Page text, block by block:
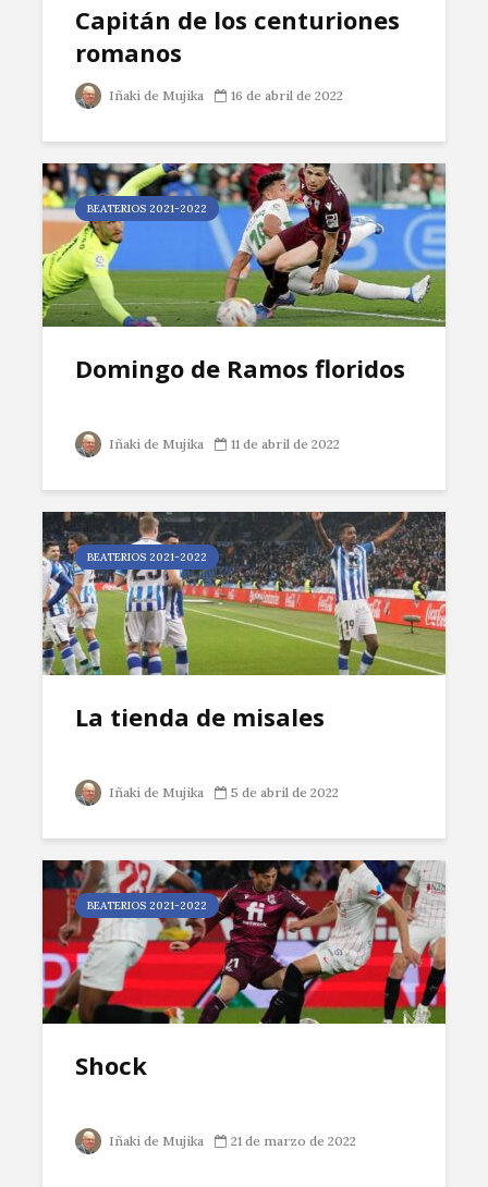
Capitán de los centuriones
romanos
Iñaki de Mujika 16 de abril de 2022
BEATERIOS 2021-2022
Domingo de Ramos floridos
Iñaki de Mujika 11 de abril de 2022
BEATERIOS 2021-2022
La tienda de misales
Iñaki de Mujika 5 de abril de 2022
BEATERIOS 2021-2022
Shock
Iñaki de Mujika 21 de marzo de 2022